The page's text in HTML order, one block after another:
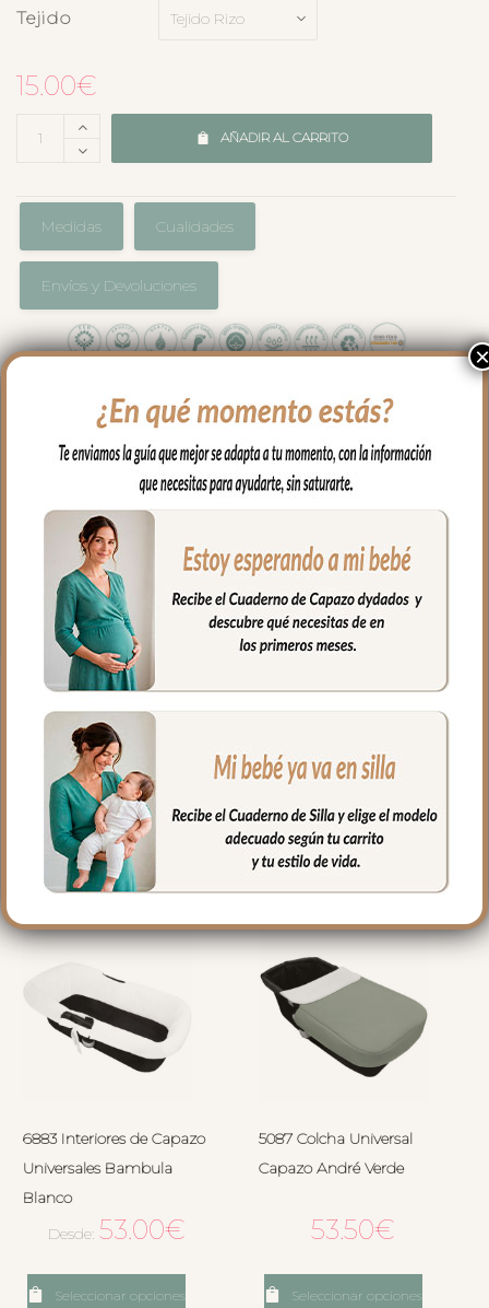
Tejido
15.00€
AÑADIR AL CARRITO
Medidas Cualidades
Envíos y Devoluciones
En rizo de algodón con el borde a juego
con la colección que hayas elegido para
Perfecta para el uso diario con tu bebe
sobre todo para poner al hombro después
de cada toma.
Medidas: 50x25cm
PRODUCTOS
RELACIONADOS
6883 Interiores de Capazo
Universales Bambula
Blanco
Desde:53.00€
Seleccionar opciones
5087 Colcha Universal
Capazo André Verde
53.50€
Seleccionar opciones
×